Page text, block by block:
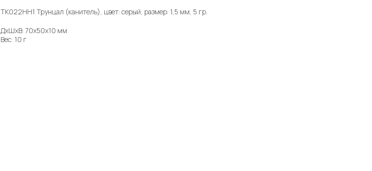
ТК022НН1 Трунцал (канитель), цвет: серый, размер: 1,5 мм, 5 гр.
ДxШxВ: 70x50x10 мм
Вес: 10 г